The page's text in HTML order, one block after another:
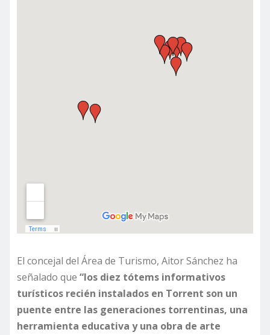
El concejal del Área de Turismo, Aitor Sánchez ha
señalado que “los diez tótems informativos
turísticos recién instalados en Torrent son un
puente entre las generaciones torrentinas, una
herramienta educativa y una obra de arte